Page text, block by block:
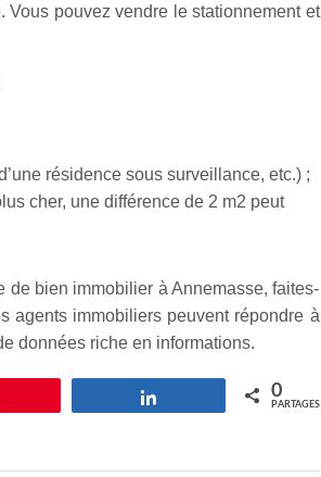
Vous pouvez vendre le stationnement et
résidence sous surveillance, etc.) ;
cher, une différence de 2 m2 peut
de bien immobilier à Annemasse, faites-
agents immobiliers peuvent répondre à
données riche en informations.
0
PARTAGES